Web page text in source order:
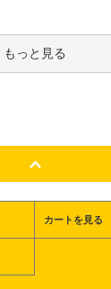
もっと見る
カートを見る